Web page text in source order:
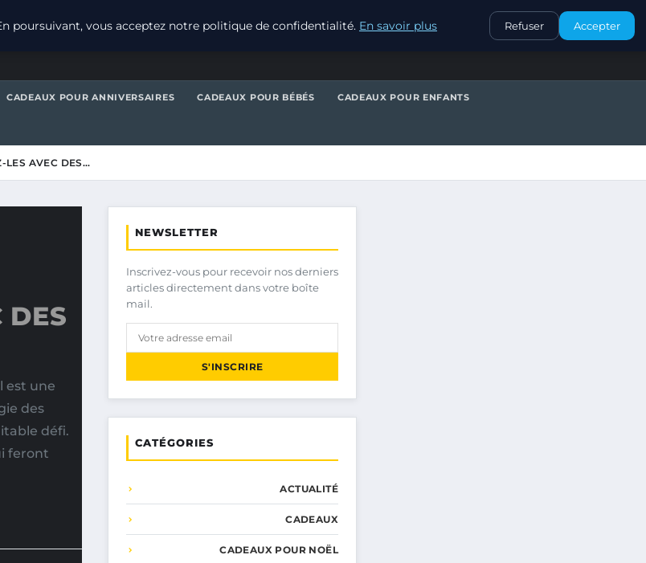
CONTACT
CADEAUX POUR ANNIVERSAIRES CADEAUX POUR BÉBÉS CADEAUX POUR ENFANTS
LES AVEC DES…
DES
est une
des
défi.
feront
NEWSLETTER
Inscrivez-vous pour recevoir nos derniers
articles directement dans votre boîte
mail.
S'INSCRIRE
CATÉGORIES
ACTUALITÉ
CADEAUX
CADEAUX POUR NOËL
poursuivant, vous acceptez notre politique de confidentialité. En savoir plus Refuser Accepter